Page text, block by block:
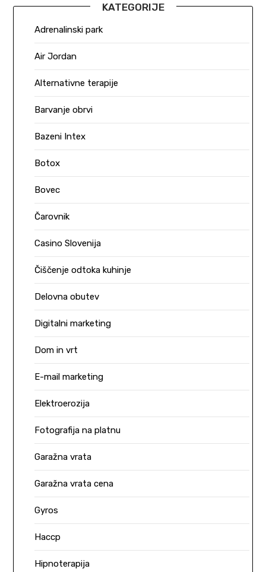
KATEGORIJE
Adrenalinski park
Air Jordan
Alternativne terapije
Barvanje obrvi
Bazeni Intex
Botox
Bovec
Čarovnik
Casino Slovenija
Čiščenje odtoka kuhinje
Delovna obutev
Digitalni marketing
Dom in vrt
E-mail marketing
Elektroerozija
Fotografija na platnu
Garažna vrata
Garažna vrata cena
Gyros
Haccp
Hipnoterapija